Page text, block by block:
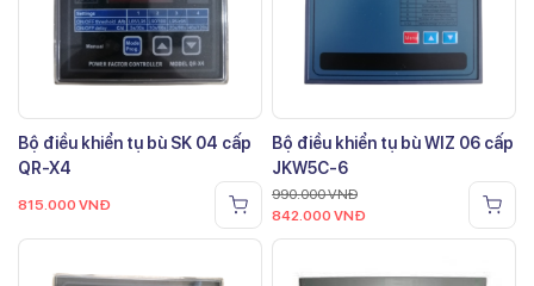
Bộ điều khiển tụ bù SK 04 cấp
QR-X4
815.000 VNĐ
Bộ điều khiển tụ bù WIZ 06 cấp
JKW5C-6
990.000VNĐ
842.000 VNĐ